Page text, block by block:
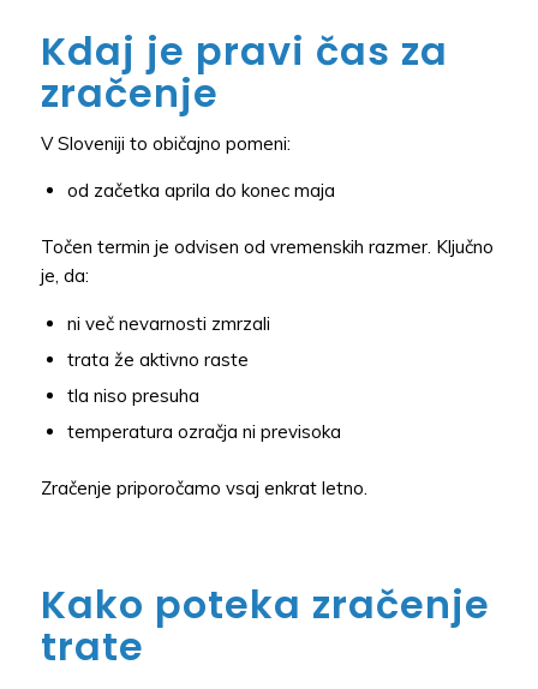
Kdaj je pravi čas za
zračenje
V Sloveniji to običajno pomeni:
od začetka aprila do konec maja
Točen termin je odvisen od vremenskih razmer. Ključno
je, da:
ni več nevarnosti zmrzali
trata že aktivno raste
tla niso presuha
temperatura ozračja ni previsoka
Zračenje priporočamo vsaj enkrat letno.
Kako poteka zračenje
trate